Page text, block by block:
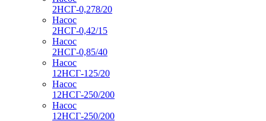
2НСГ-0,278/20
Насос
2НСГ-0,42/15
Насос
2НСГ-0,85/40
Насос
12НСГ-125/20
Насос
12НСГ-250/200
Насос
12НСГ-250/200